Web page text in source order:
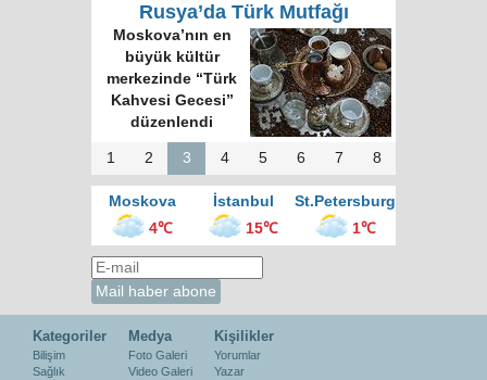
Rusya’da Türk Mutfağı
Moskova’nın en
büyük kültür
merkezinde “Türk
Kahvesi Gecesi”
düzenlendi
1 2 3 4 5 6 7 8
Moskova İstanbul
St.Petersburg
4℃
15℃ 1℃
Kategoriler
Bilişim
Sağlık
Medya
Foto Galeri
Video Galeri
Kişilikler
Yorumlar
Yazar